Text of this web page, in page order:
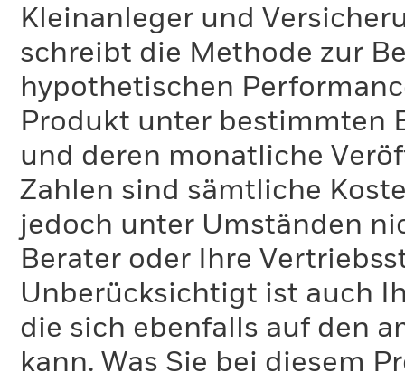
Kleinanleger und
schreibt die Methode zur
hypothetischen
Produkt unter bestimmten
und deren monatliche
Zahlen sind sämtliche
jedoch unter Umständen
Berater oder Ihre
Unberücksichtigt ist auch
die sich ebenfalls auf den
kann. Was Sie bei diesem